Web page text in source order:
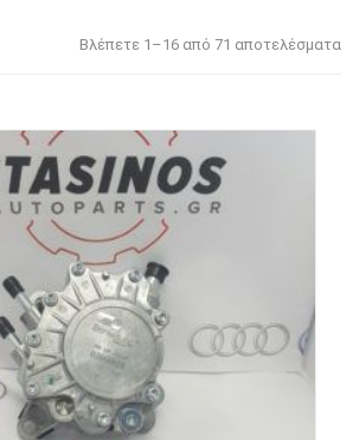
Βλέπετε 1–16 από 71 αποτελέσματα